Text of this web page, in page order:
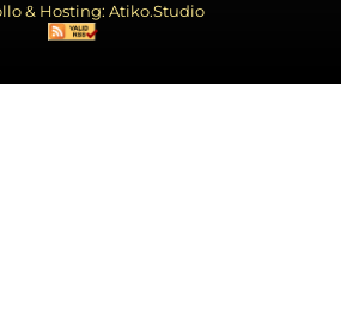
& Hosting: Atiko.Studio